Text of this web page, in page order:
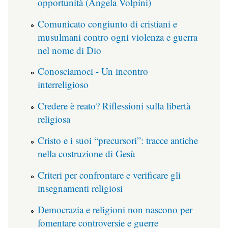
Comunicato congiunto di cristiani e
musulmani contro ogni violenza e guerra
nel nome di Dio
Conosciamoci - Un incontro
interreligioso
Credere è reato? Riflessioni sulla libertà
religiosa
Cristo e i suoi “precursori”: tracce antiche
nella costruzione di Gesù
Criteri per confrontare e verificare gli
insegnamenti religiosi
Democrazia e religioni non nascono per
fomentare controversie e guerre